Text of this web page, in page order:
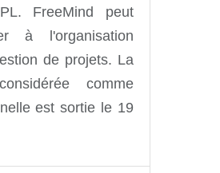
FreeMind peut
à l'organisation
de projets. La
comme
est sortie le 19